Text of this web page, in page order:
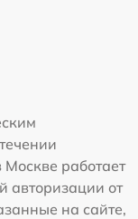
работает
авторизации от
на сайте,